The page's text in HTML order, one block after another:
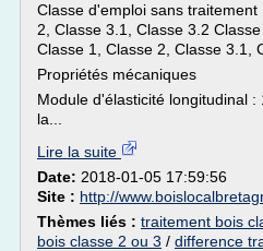
Classe d'emploi sans traitement
2, Classe 3.1, Classe 3.2
Classe 1, Classe 2, Classe 3.1,
Propriétés mécaniques
Module d'élasticité longitudinal
la...
Lire la suite
Date: 2018-01-05 17:59:56
Site : http://
Thèmes liés : traitement bois
bois classe 2 ou 3 / difference